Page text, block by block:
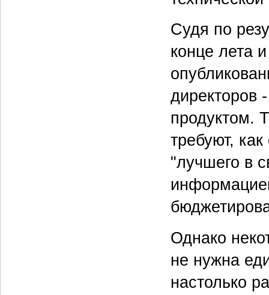
Судя по
конце лета
директоров
продуктом.
требуют,
"лучшего в
Однако
не нужна
настолько